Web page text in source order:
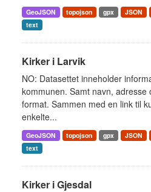
GeoJSON topojson gpx JSON
text
Kirker i Larvik
NO: Datasettet inneholder
kommunen. Samt navn, adresse
format. Sammen med en link til
enkelte...
GeoJSON topojson gpx JSON
text
Kirker i Gjesdal